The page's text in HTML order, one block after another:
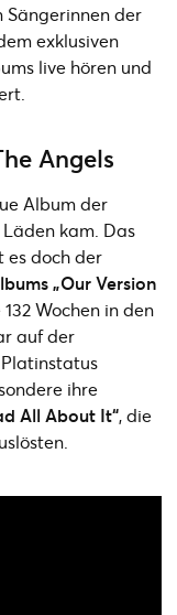
der
exklusiven
live hören und
Angels
Album der
kam. Das
es doch der
„Our Version
Wochen in den
auf der
ihre
All About It“, die